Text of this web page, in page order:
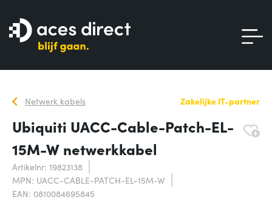
Netwerk kabels Zakelijke IT-partner
Ubiquiti UACC-Cable-Patch-EL-
15M-W netwerkkabel
Artikelnr: 19823138
MPN: UACC-CABLE-PATCH-EL-15M-W
EAN: 0810084695845